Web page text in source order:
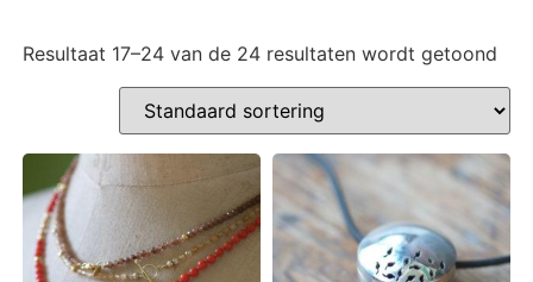
Resultaat 17–24 van de 24 resultaten wordt getoond